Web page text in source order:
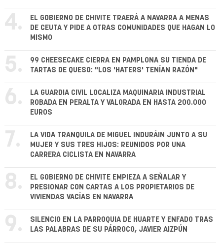
4.
EL GOBIERNO DE CHIVITE TRAERÁ A NAVARRA A MENAS
DE CEUTA Y PIDE A OTRAS COMUNIDADES QUE HAGAN LO
MISMO
5.
99 CHEESECAKE CIERRA EN PAMPLONA SU TIENDA DE
TARTAS DE QUESO: "LOS 'HATERS' TENÍAN RAZÓN"
6.
LA GUARDIA CIVIL LOCALIZA MAQUINARIA INDUSTRIAL
ROBADA EN PERALTA Y VALORADA EN HASTA 200.000
EUROS
7.
LA VIDA TRANQUILA DE MIGUEL INDURÁIN JUNTO A SU
MUJER Y SUS TRES HIJOS: REUNIDOS POR UNA
CARRERA CICLISTA EN NAVARRA
8.
EL GOBIERNO DE CHIVITE EMPIEZA A SEÑALAR Y
PRESIONAR CON CARTAS A LOS PROPIETARIOS DE
VIVIENDAS VACÍAS EN NAVARRA
9.
SILENCIO EN LA PARROQUIA DE HUARTE Y ENFADO TRAS
LAS PALABRAS DE SU PÁRROCO, JAVIER AIZPÚN